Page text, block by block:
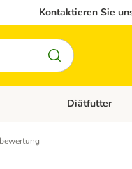
Kontaktieren Sie
und Zubehör
Kategorie-
Diätfutter